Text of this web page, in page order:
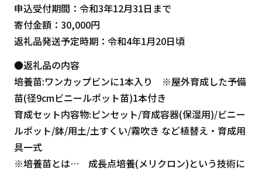
申込受付期間：令和3年12月31日まで
寄付金額：30,000円
返礼品発送予定時期：令和4年1月20日頃
●返礼品の内容
培養苗:ワンカップビンに1本入り ※屋外育成した予備
苗(径9cmビニールポット苗)1本付き
育成セット内容物:ピンセット/育成容器(保湿用)/ビニー
ルポット/鉢/用土/土すくい/霧吹き など植替え・育成用
具一式
※培養苗とは… 成長点培養(メリクロン)という技術に